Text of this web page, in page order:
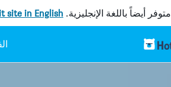
متوفر أيضاً باللغة الإنجليزية. site in English